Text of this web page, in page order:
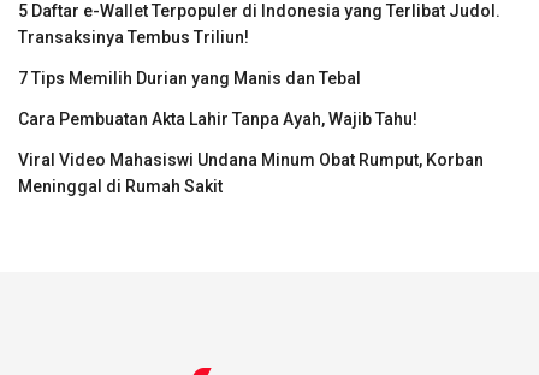
5 Daftar e-Wallet Terpopuler di Indonesia yang Terlibat Judol.
Transaksinya Tembus Triliun!
7 Tips Memilih Durian yang Manis dan Tebal
Cara Pembuatan Akta Lahir Tanpa Ayah, Wajib Tahu!
Viral Video Mahasiswi Undana Minum Obat Rumput, Korban
Meninggal di Rumah Sakit